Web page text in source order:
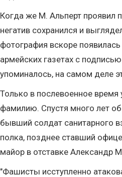
Когда же М. Альперт проявил
негатив сохранился и
фотография вскоре
армейских газетах с
упоминалось, на самом деле
Только в послевоенное время
фамилию. Спустя много лет
бывший солдат санитарного
полка, позднее ставший
майор в отставке Александр
"Фашисты исступленно